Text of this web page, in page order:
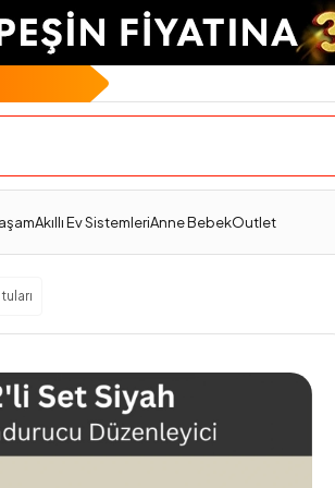
Akıllı Ev SistemleriAnne BebekOutlet
Teslimat Ve İade Ödeme Seçenekleri